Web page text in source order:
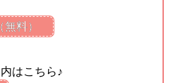
料）
はこちら♪